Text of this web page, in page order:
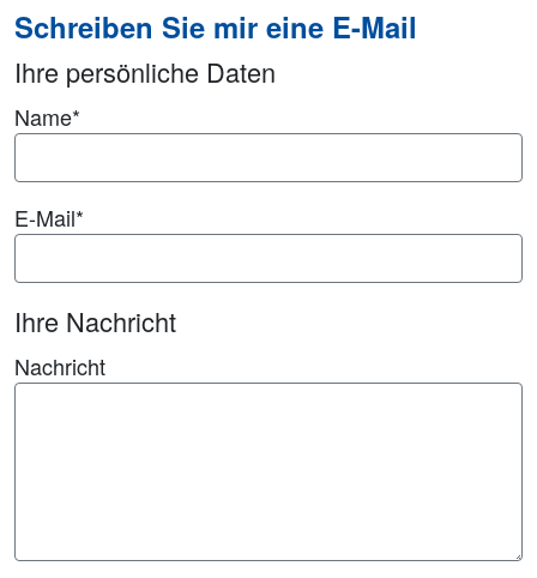
Schreiben Sie mir eine E-Mail
Ihre persönliche Daten
Name*
E-Mail*
Ihre Nachricht
Nachricht